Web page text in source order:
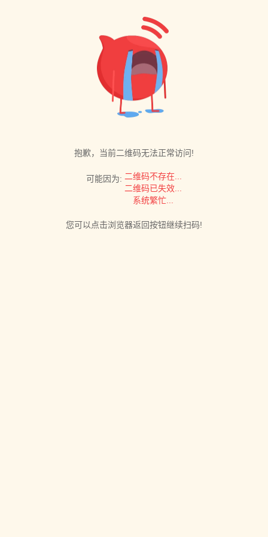
抱歉，当前二维码无法正常访问!
可能因为: 二维码不存在...
二维码已失效...
系统繁忙...
您可以点击浏览器返回按钮继续扫码!